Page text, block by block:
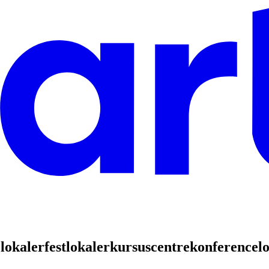
festlokalerkursuscentre